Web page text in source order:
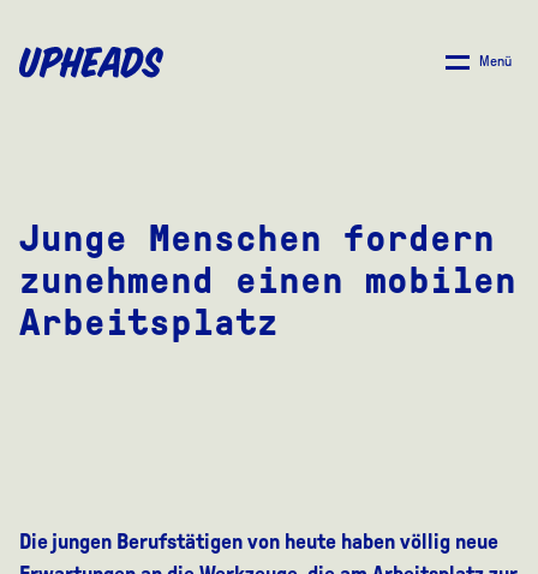
SPRINGEN
Menü
Junge Menschen fordern
zunehmend einen mobilen
Arbeitsplatz
Die jungen Berufstätigen von heute haben völlig neue